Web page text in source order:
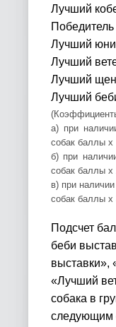
Лучший
Победитель
Лучший
Лучший
Лучший
Лучший
а) при
собак баллы х
б) при
собак баллы х
в) при
собак баллы х
Подсчет
беби
выставки»,
«Лучший
собака в
следующим